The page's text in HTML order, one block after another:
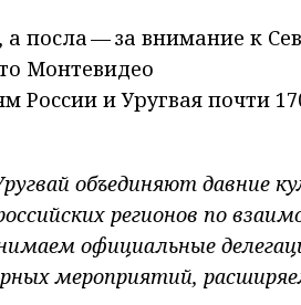
посла — за внимание к
Монтевидео
и Уругвая почти
объединяют давние
регионов по
официальные
мероприятий,